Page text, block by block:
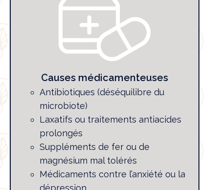
Causes médicamenteuses
Antibiotiques (déséquilibre du
microbiote)
Laxatifs ou traitements antiacides
prolongés
Suppléments de fer ou de
magnésium mal tolérés
Médicaments contre l’anxiété ou la
dépression